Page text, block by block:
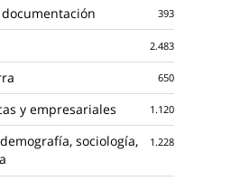
y empresariales
sociología,